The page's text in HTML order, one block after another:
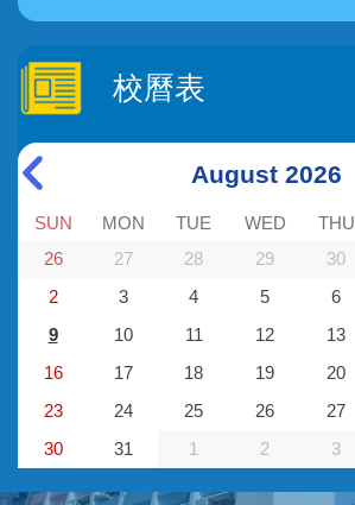
校曆表
August 2026
SUN MON TUE WED THU
26
27 28 29 30
2
3 4 5 6
9
10 11 12 13
16
17 18 19 20
23
24 25 26 27
30
31 1 2 3